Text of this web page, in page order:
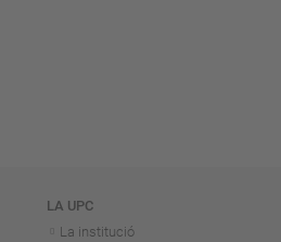
LA UPC
La institució